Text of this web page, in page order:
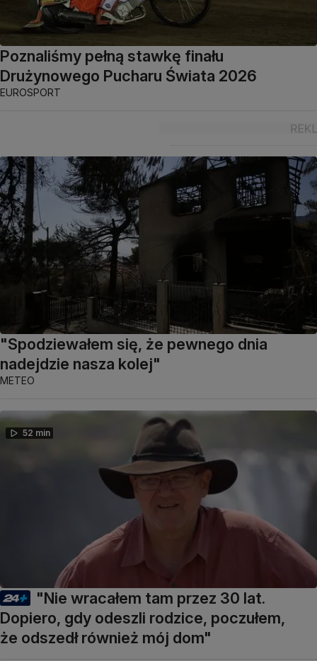
Poznaliśmy pełną stawkę finału
Drużynowego Pucharu Świata 2026
EUROSPORT
"Spodziewałem się, że pewnego dnia
nadejdzie nasza kolej"
METEO
52 min
"Nie wracałem tam przez 30 lat.
Dopiero, gdy odeszli rodzice, poczułem,
że odszedł również mój dom"